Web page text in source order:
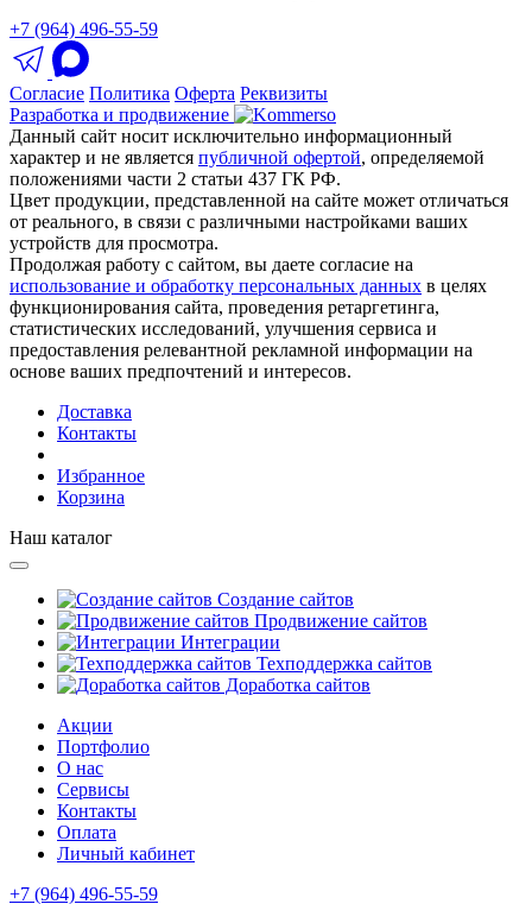
+7 (964) 496-55-59
Согласие Политика Оферта Реквизиты
Разработка и продвижение
Данный сайт носит исключительно информационный
характер и не является публичной офертой, определяемой
положениями части 2 статьи 437 ГК РФ.
Цвет продукции, представленной на сайте может отличаться
от реального, в связи с различными настройками ваших
устройств для просмотра.
Продолжая работу с сайтом, вы даете согласие на
использование и обработку персональных данных в целях
функционирования сайта, проведения ретаргетинга,
статистических исследований, улучшения сервиса и
предоставления релевантной рекламной информации на
основе ваших предпочтений и интересов.
Доставка
Контакты
Избранное
Корзина
Наш каталог
Создание сайтов
Продвижение сайтов
Интеграции
Техподдержка сайтов
Доработка сайтов
Акции
Портфолио
О нас
Сервисы
Контакты
Оплата
Личный кабинет
+7 (964) 496-55-59